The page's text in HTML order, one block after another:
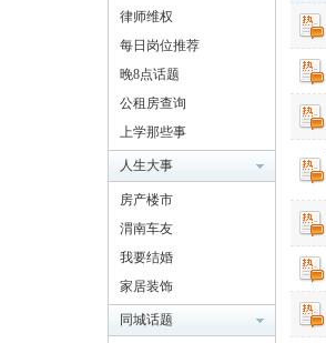
渭律师维权
每日岗位推荐
晚8点话题
公租房查询
上学那些事
人生大事
房产楼市
渭南车友
我要结婚
家居装饰
同城话题